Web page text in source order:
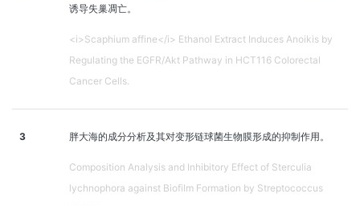
诱导失巢凋亡。
<i>Scaphium affine</i> Ethanol Extract Induces Anoikis by
Regulating the EGFR/Akt Pathway in HCT116 Colorectal
Cancer Cells.
3 胖大海的成分分析及其对变形链球菌生物膜形成的抑制作用。
Composition Analysis and Inhibitory Effect of Sterculia
lychnophora against Biofilm Formation by Streptococcus